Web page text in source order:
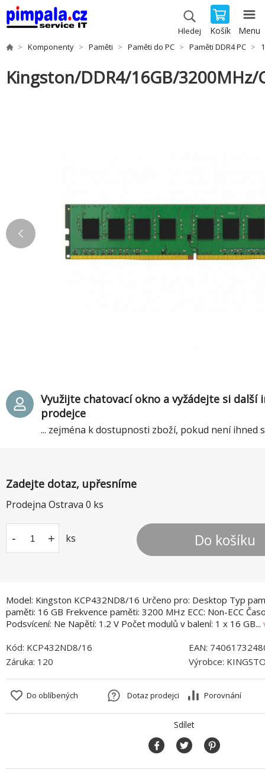
Hledej Košík Menu
Komponenty Paměti Paměti do PC Paměti DDR4 PC
Kingston/DDR4/16GB/3200MHz/
Model: Kingston KCP432ND8/16 Určeno pro: Desktop Typ
paměti: 16 GB Frekvence paměti: 3200 MHz ECC: Non-ECC
Podsvícení: Ne Napětí: 1.2 V Počet modulů v balení: 1 x 16 GB...
Zadejte dotaz, upřesníme
Prodejna Ostrava 0 ks
- + ks Do košíku
Využijte chatovací okno a vyžádejte si další
prodejce
... zejména k dostupnosti zboží, pokud není ihned
Kód: KCP432ND8/16 EAN:
Záruka: 120 Výrobce:
Do oblíbených Porovnání
Dotaz prodejci
Sdílet